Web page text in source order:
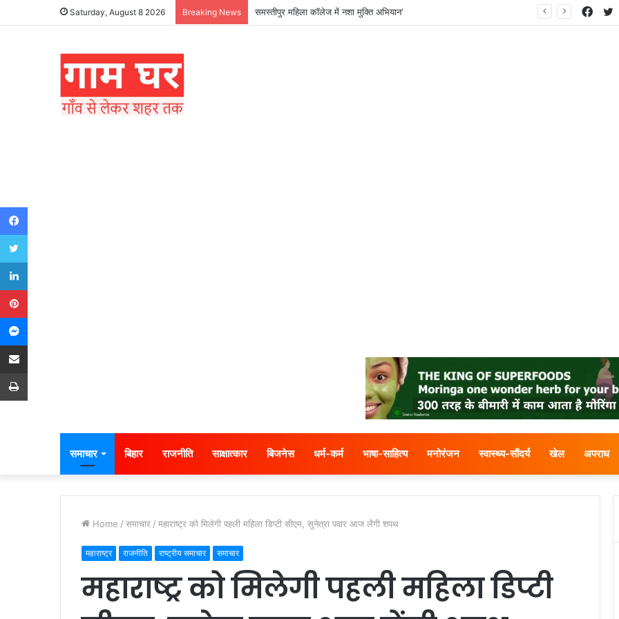
Saturday, August 8 2026 Breaking News समस्तीपुर महिला कॉलेज में नशा मुक्ति अभियान’
समाचार बिहार राजनीति साक्षात्कार बिजनेस धर्म-कर्म भाषा-साहित्य मनोरंजन स्वास्थ्य-सौंदर्य खेल अपराध
Home / समाचार / महाराष्ट्र को मिलेगी पहली महिला डिप्टी सीएम, सुनेत्रा पवार आज लेंगी शपथ
महाराष्ट्र राजनीति राष्ट्रीय समाचार समाचार
महाराष्ट्र को मिलेगी पहली महिला डिप्टी
Facebook
Twitter
LinkedIn
Pinterest
Messenger
Share via Email